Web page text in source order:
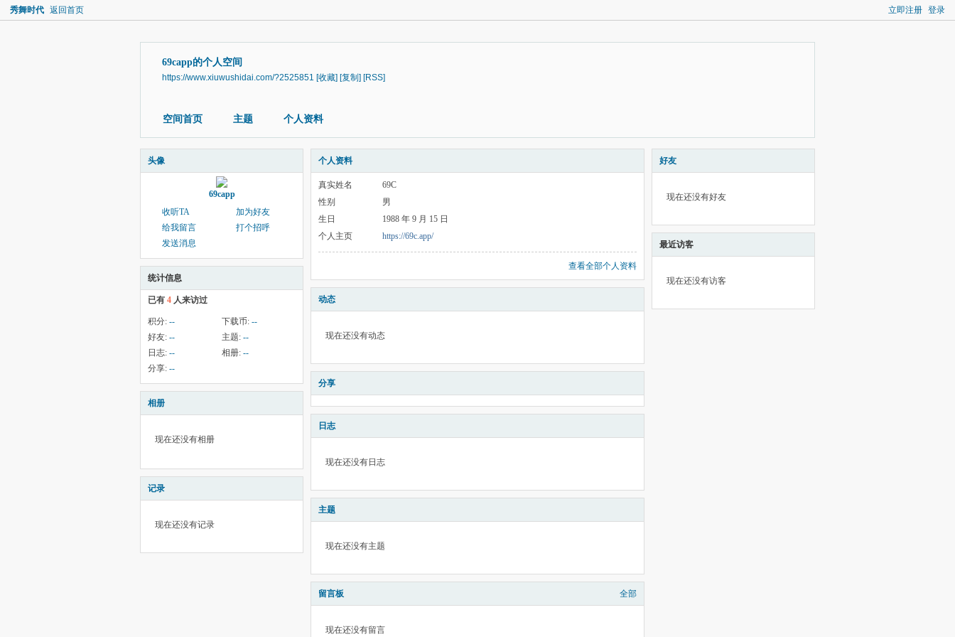
立即注册 登录
秀舞时代 返回首页
69capp的个人空间
https://www.xiuwushidai.com/?2525851 [收藏] [复制] [RSS]
空间首页 主题 个人资料
头像
69capp
收听TA
加为好友
给我留言
打个招呼
发送消息
统计信息
已有 4 人来访过
积分: -- 下载币: --
好友: -- 主题: --
日志: -- 相册: --
分享: --
相册
现在还没有相册
记录
现在还没有记录
个人资料
真实姓名
69C
性别
男
生日
1988 年 9 月 15 日
个人主页
https://69c.app/
查看全部个人资料
动态
现在还没有动态
分享
日志
现在还没有日志
主题
现在还没有主题
留言板 全部
现在还没有留言
好友
现在还没有好友
最近访客
现在还没有访客